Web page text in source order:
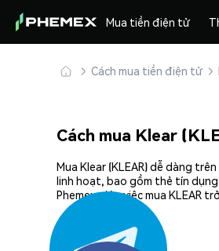
Mua tiền điện tử
Cách mua tiền điện tử
Cách mua Klear
Mua Klear (KLEAR) dễ dàng
linh hoạt, bao gồm thẻ tín
Phemex giúp việc mua KLEAR